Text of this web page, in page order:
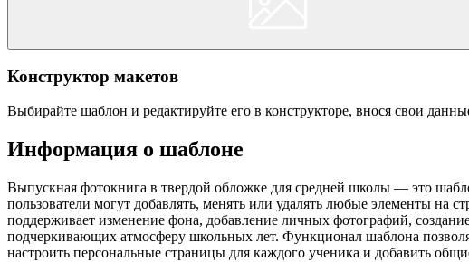
Конструктор макетов
Выбирайте шаблон и редактируйте его в конструкторе, внося свои
Информация о шаблоне
Выпускная фотокнига в твердой обложке для средней школы — это
пользователи могут добавлять, менять или удалять любые элементы на
поддерживает изменение фона, добавление личных фотографий,
подчеркивающих атмосферу школьных лет. Функционал шаблона
настроить персональные страницы для каждого ученика и добавить